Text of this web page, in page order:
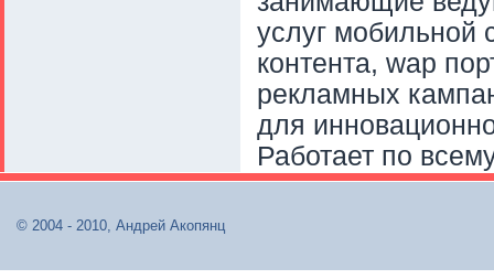
услуг мобильной
контента, wap
рекламных
для
Работает по
© 2004 - 2010, Андрей Акопянц